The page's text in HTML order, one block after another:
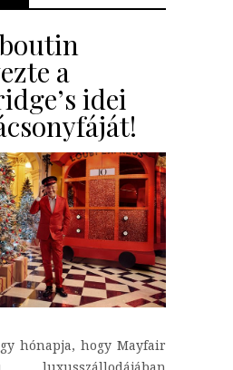
a
idei
hónapja, hogy Mayfair